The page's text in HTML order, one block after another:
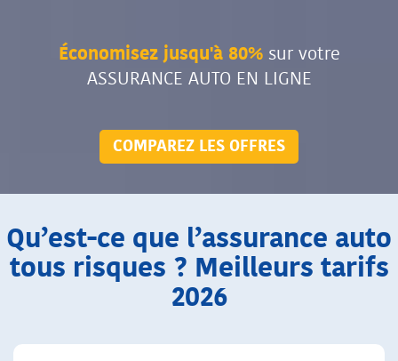
Économisez jusqu'à 80% sur votre
ASSURANCE AUTO EN LIGNE
COMPAREZ LES OFFRES
Qu’est-ce que l’assurance auto
tous risques ? Meilleurs tarifs
2026